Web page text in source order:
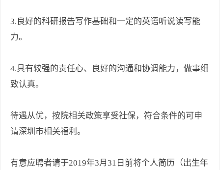
3.良好的科研报告写作基础和一定的英语听说读写能
力。
4.具有较强的责任心、良好的沟通和协调能力，做事细
致认真。
待遇从优，按院相关政策享受社保，符合条件的可申
请深圳市相关福利。
有意应聘者请于2019年3月31日前将个人简历（出生年